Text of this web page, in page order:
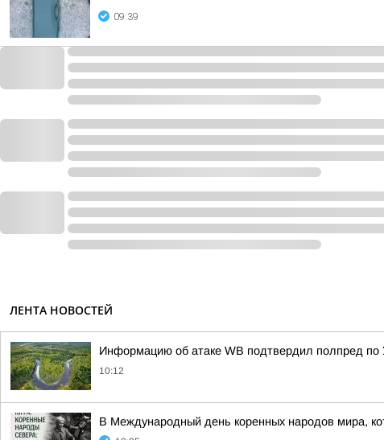
09:39
ЛЕНТА НОВОСТЕЙ
Информацию об атаке WB подтвердил полпред
10:12
В Международный день коренных народов мира,